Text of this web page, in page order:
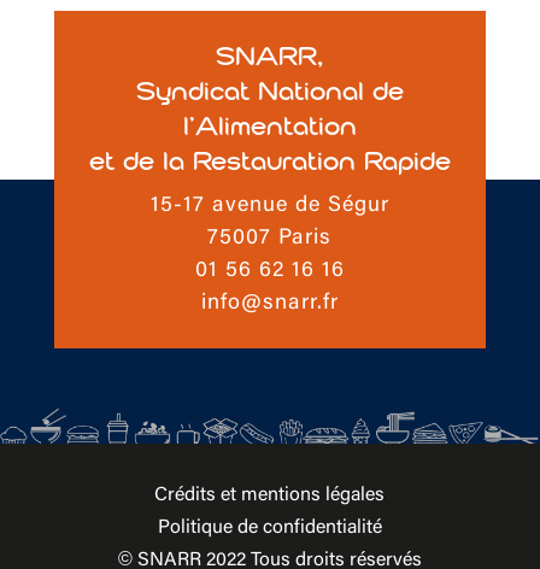
SNARR,
Syndicat National de
l’Alimentation
et de la Restauration Rapide
15-17 avenue de Ségur
75007 Paris
01 56 62 16 16
info@snarr.fr
Crédits et mentions légales
Politique de confidentialité
© SNARR 2022 Tous droits réservés